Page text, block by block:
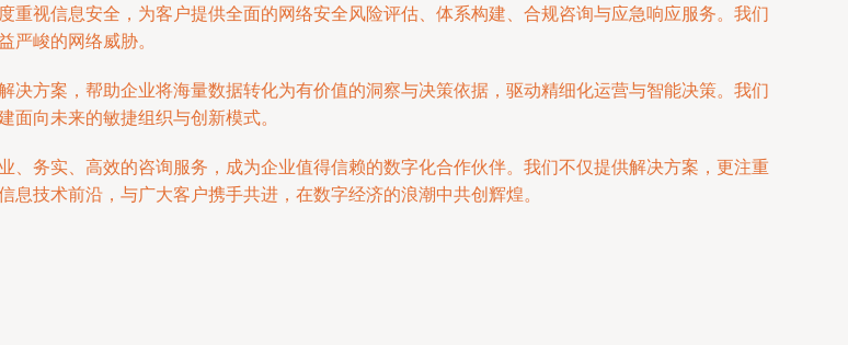
视信息安全，为客户提供全面的网络安全风险评估、体系构建、合规咨询与应急响应服务。我们
严峻的网络威胁。
方案，帮助企业将海量数据转化为有价值的洞察与决策依据，驱动精细化运营与智能决策。我们
向未来的敏捷组织与创新模式。
务实、高效的咨询服务，成为企业值得信赖的数字化合作伙伴。我们不仅提供解决方案，更注重
技术前沿，与广大客户携手共进，在数字经济的浪潮中共创辉煌。